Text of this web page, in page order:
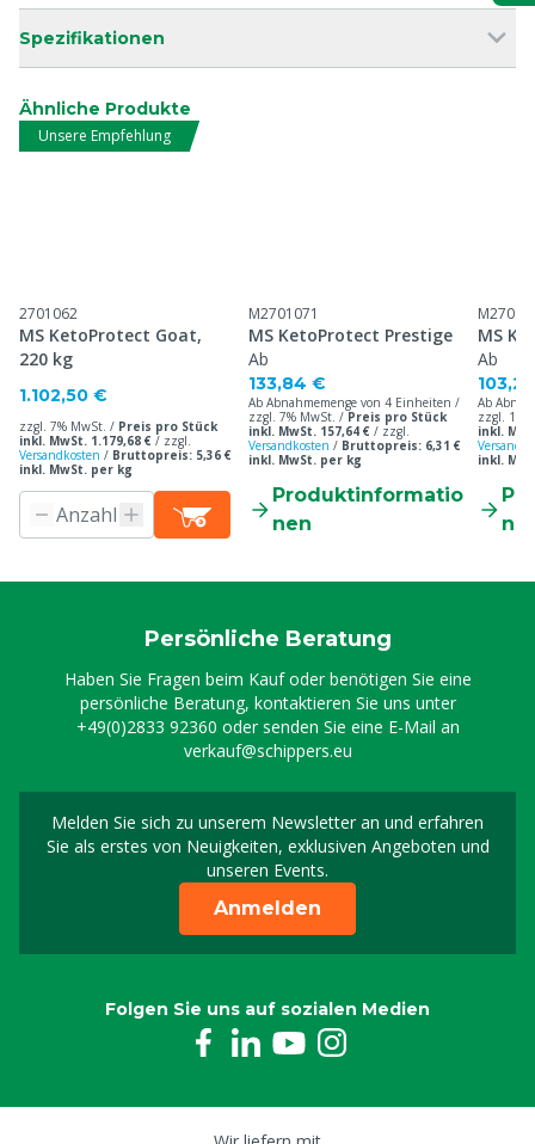
Spezifikationen
Ähnliche Produkte
Unsere Empfehlung
2701062
MS KetoProtect Goat,
220 kg
1.102,50 €
zzgl. 7% MwSt. / Preis pro Stück
inkl. MwSt. 1.179,68 € / zzgl.
Versandkosten / Bruttopreis: 5,36 €
inkl. MwSt. per kg
M2701071
MS KetoProtect Prestige
Ab
133,84 €
Ab Abnahmemenge von 4 Einheiten /
zzgl. 7% MwSt. / Preis pro Stück
inkl. MwSt. 157,64 € / zzgl.
Versandkosten / Bruttopreis: 6,31 €
inkl. MwSt. per kg
Produktinformatio
nen
MS
Ab
Ab
zzgl.
inkl.
inkl.
Persönliche Beratung
Haben Sie Fragen beim Kauf oder benötigen Sie eine
persönliche Beratung, kontaktieren Sie uns unter
+49(0)2833 92360 oder senden Sie eine E-Mail an
verkauf@schippers.eu
Melden Sie sich zu unserem Newsletter an und erfahren
Sie als erstes von Neuigkeiten, exklusiven Angeboten und
unseren Events.
Melden Sie sich für
Anmelden
Folgen Sie uns auf sozialen Medien